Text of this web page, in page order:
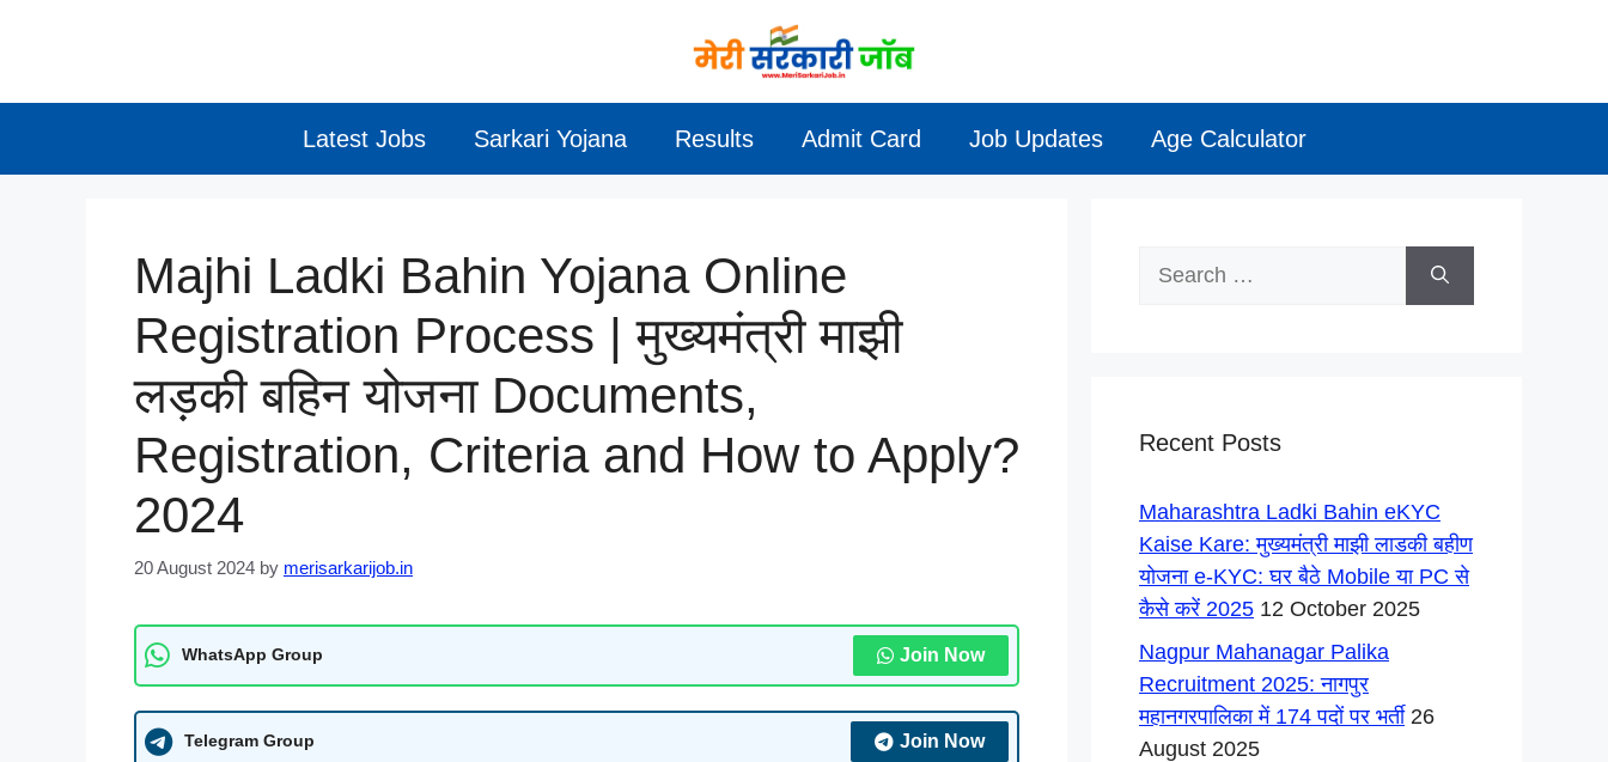
Latest Jobs Sarkari Yojana Results Admit Card Job Updates Age Calculator
Majhi Ladki Bahin Yojana Online
Registration Process | मुख्यमंत्री माझी
लड़की बहिन योजना Documents,
Registration, Criteria and How to Apply?
2024
20 August 2024 by merisarkarijob.in
WhatsApp Group Join Now
Telegram Group Join Now
Recent Posts
Maharashtra Ladki Bahin eKYC
Kaise Kare: मुख्यमंत्री माझी लाडकी बहीण
योजना e-KYC: घर बैठे Mobile या PC से
कैसे करें 2025 12 October 2025
Nagpur Mahanagar Palika
Recruitment 2025: नागपुर
महानगरपालिका में 174 पदों पर भर्ती 26
August 2025